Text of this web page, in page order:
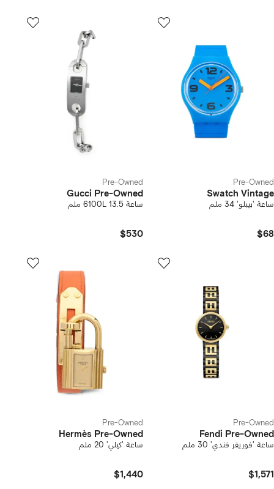
Pre-Owned
Swatch Vintage
ساعة 'بيبلو' 34 ملم
$68
Pre-Owned
Gucci Pre-Owned
ساعة 6100L 13.5 ملم
$530
Pre-Owned
Fendi Pre-Owned
ساعة 'فوريفر فندي' 30 ملم
$1,571
Pre-Owned
Hermès Pre-Owned
ساعة 'كيلي' 20 ملم
$1,440